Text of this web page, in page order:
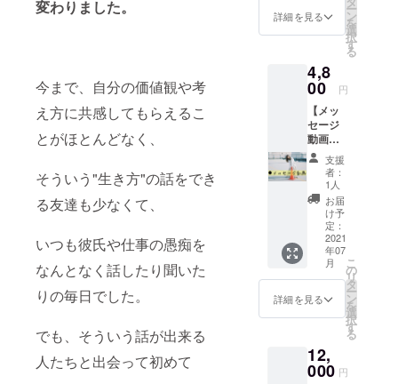
変わりました。
今まで、自分の価値観や考
え方に共感してもらえるこ
とがほとんどなく、
そういう"生き方"の話をでき
る友達も少なくて、
いつも彼氏や仕事の愚痴を
なんとなく話したり聞いた
りの毎日でした。
でも、そういう話が出来る
人たちと出会って初めて
詳細を見る ー
ン
を
選
択
す
る
4,8
00 円
【メッ
セージ
動画】
心を込
めて感
謝の気
持ちを
動画で
送らせ
ていた
だきま
す。
支援
者：
1人
お届
け予
定：
2021
年07
月
詳細を見る
こ
の
リ
タ
ー
ン
を
選
択
す
る
12,
000 円